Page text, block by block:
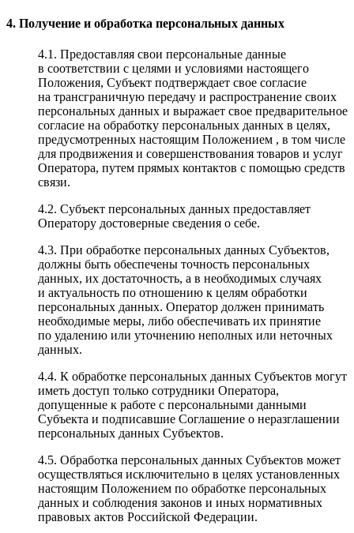
4. Получение и обработка персональных данных
4.1. Предоставляя свои персональные данные
в соответствии с целями и условиями настоящего
Положения, Субъект подтверждает свое согласие
на трансграничную передачу и распространение своих
персональных данных и выражает свое предварительное
согласие на обработку персональных данных в целях,
предусмотренных настоящим Положением , в том числе
для продвижения и совершенствования товаров и услуг
Оператора, путем прямых контактов с помощью средств
связи.
4.2. Субъект персональных данных предоставляет
Оператору достоверные сведения о себе.
4.3. При обработке персональных данных Субъектов,
должны быть обеспечены точность персональных
данных, их достаточность, а в необходимых случаях
и актуальность по отношению к целям обработки
персональных данных. Оператор должен принимать
необходимые меры, либо обеспечивать их принятие
по удалению или уточнению неполных или неточных
данных.
4.4. К обработке персональных данных Субъектов могут
иметь доступ только сотрудники Оператора,
допущенные к работе с персональными данными
Субъекта и подписавшие Соглашение о неразглашении
персональных данных Субъектов.
4.5. Обработка персональных данных Субъектов может
осуществляться исключительно в целях установленных
настоящим Положением по обработке персональных
данных и соблюдения законов и иных нормативных
правовых актов Российской Федерации.